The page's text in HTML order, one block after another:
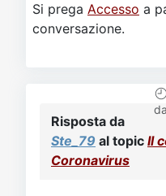
Si prega Accesso a
conversazione.
da
Risposta da
Ste_79 al topic Il
Coronavirus